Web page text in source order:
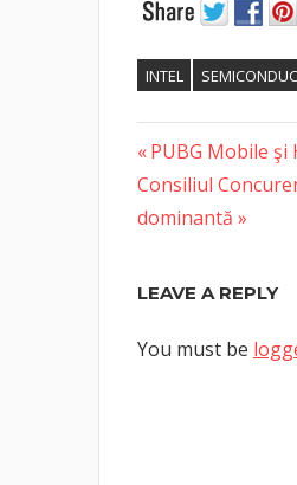
INTEL
Post
navigation
Previous
Post:
PUBG Mobile
Next
Post:
Consiliul
dominantă
LEAVE A REPLY
You must be